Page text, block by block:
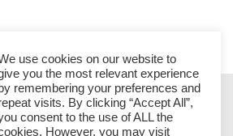
SÃO PAULO
use cookies on our website to
you the most relevant experience
by remembering your preferences and
visits. By clicking “Accept All”,
consent to the use of ALL the
However, you may visit